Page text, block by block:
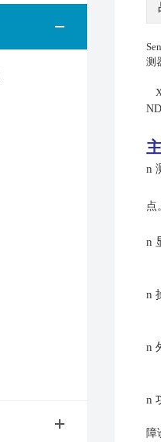
测
n
点
n
n
n
n
障